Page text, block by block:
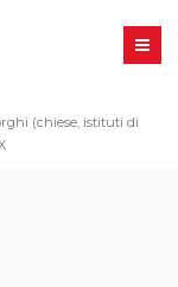
(chiese, istituti di